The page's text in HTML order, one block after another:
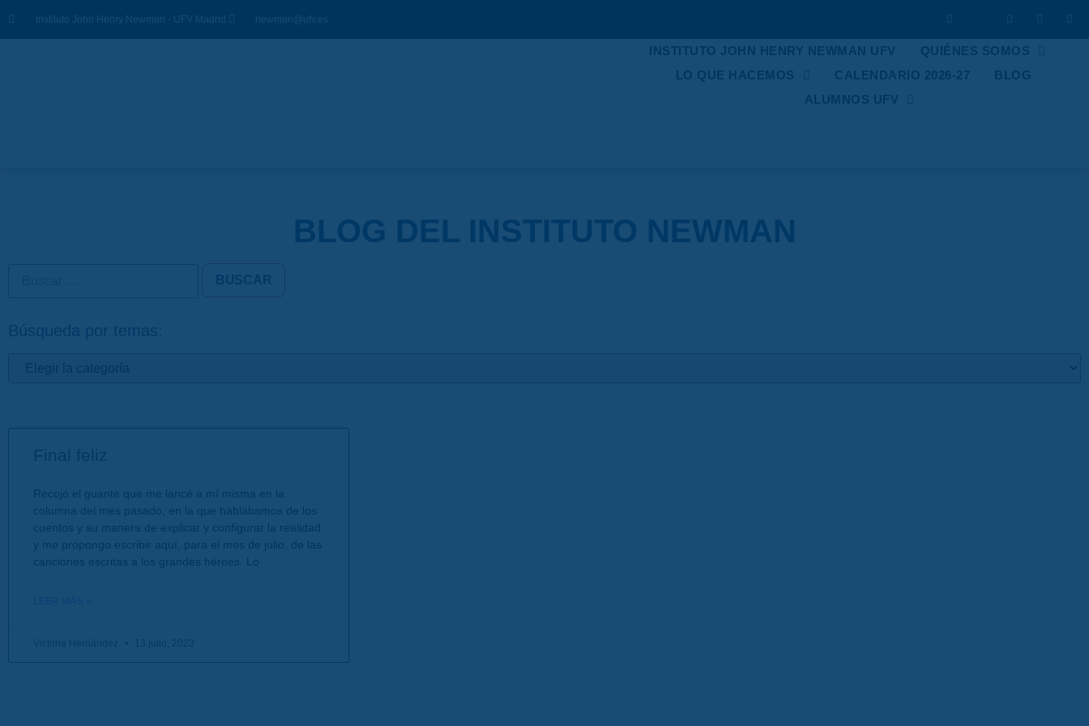
Instituto John Henry Newman - UFV Madrid. newman@ufv.es
INSTITUTO JOHN HENRY NEWMAN UFV
QUIÉNES SOMOS
LO QUE HACEMOS
CALENDARIO 2026-27
BLOG
ALUMNOS UFV
BLOG DEL INSTITUTO NEWMAN
Búsqueda por temas:
Final feliz
Recojo el guante que me lancé a mí misma en la
columna del mes pasado, en la que hablábamos de los
cuentos y su manera de explicar y configurar la realidad
y me propongo escribir aquí, para el mes de julio, de las
canciones escritas a los grandes héroes. Lo
Victoria Hernández 13 julio, 2023